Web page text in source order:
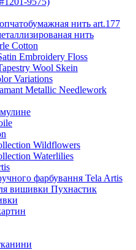
нить art.177
нить
Cotton
Embroidery Floss
Wool Skein
Variations
Metallic Needlework
Wildflowers
Waterlilies
фарбування Tela Artis
вишивки Пухнастик